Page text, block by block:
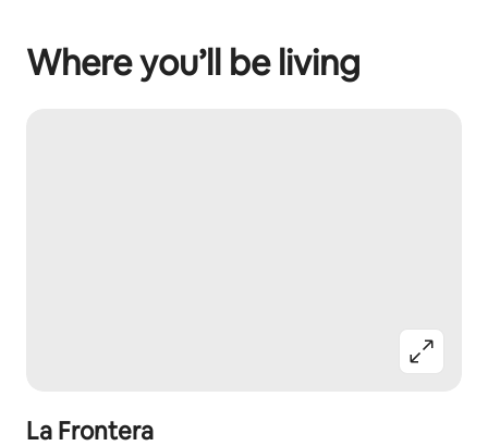
Where you’ll be living
La Frontera